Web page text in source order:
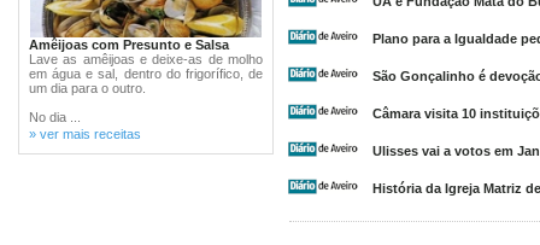
Amêijoas com Presunto e Salsa
Lave as amêijoas e deixe-as de molho
em água e sal, dentro do frigorífico, de
um dia para o outro.
No dia ...
» ver mais receitas
Plano para a Igualdade
São Gonçalinho é
Câmara visita 10
Ulisses vai a votos em
História da Igreja Matriz